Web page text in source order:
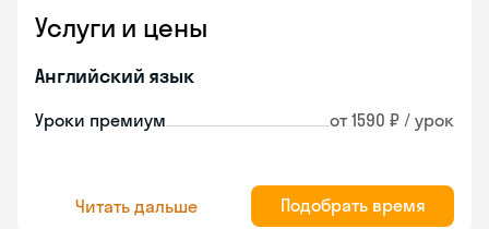
Услуги и цены
Английский язык
Уроки премиум от 1590 ₽ / урок
Читать дальше Подобрать время